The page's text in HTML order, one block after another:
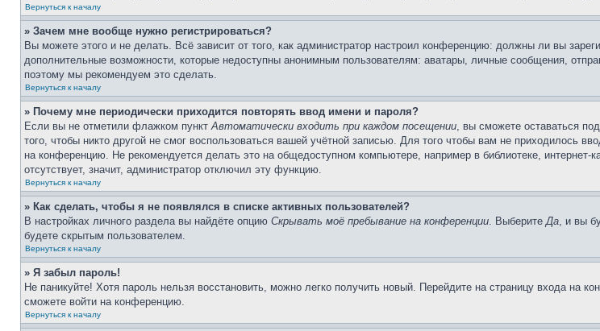
Вернуться к началу
» Зачем мне вообще нужно регистрироваться?
Вы можете этого и не делать. Всё зависит от того, как администратор настроил конференцию: должны ли вы
дополнительные возможности, которые недоступны анонимным пользователям: аватары, личные сообщения,
поэтому мы рекомендуем это сделать.
Вернуться к началу
» Почему мне периодически приходится повторять ввод имени и пароля?
Если вы не отметили флажком пунктАвтоматически входить при каждом посещении, вы сможете оставаться
того, чтобы никто другой не смог воспользоваться вашей учётной записью. Для того чтобы вам не приходилось
на конференцию. Не рекомендуется делать это на общедоступном компьютере, например в библиотеке, интернет-
отсутствует, значит, администратор отключил эту функцию.
Вернуться к началу
» Как сделать, чтобы я не появлялся в списке активных пользователей?
В настройках личного раздела вы найдёте опцию Скрывать моё пребывание на конференции. ВыберитеДа, и вы
будете скрытым пользователем.
Вернуться к началу
» Я забыл пароль!
Не паникуйте! Хотя пароль нельзя восстановить, можно легко получить новый. Перейдите на страницу входа на
сможете войти на конференцию.
Вернуться к началу